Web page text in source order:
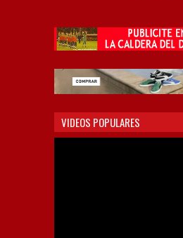
VIDEOS POPULARES